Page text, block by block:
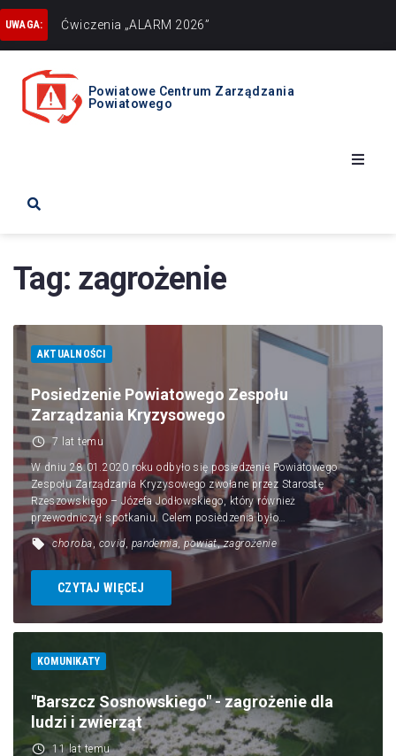
UWAGA: Uwaga
Powiatowe Centrum Zarządzania
Powiatowego
Obrona cywilna
Obronność
Kontakt
Tag: zagrożenie
AKTUALNOŚCI
Posiedzenie Powiatowego Zespołu
Zarządzania Kryzysowego
7 lat temu
W dniu 28.01.2020 roku odbyło się posiedzenie Powiatowego
Zespołu Zarządzania Kryzysowego zwołane przez Starostę
Rzeszowskiego – Józefa Jodłowskiego, który również
przewodniczył spotkaniu. Celem posiedzenia było…
choroba, covid, pandemia,powiat,zagrożenie
CZYTAJ WIĘCEJ
KOMUNIKATY
"Barszcz Sosnowskiego" - zagrożenie dla
ludzi i zwierząt
11 lat temu